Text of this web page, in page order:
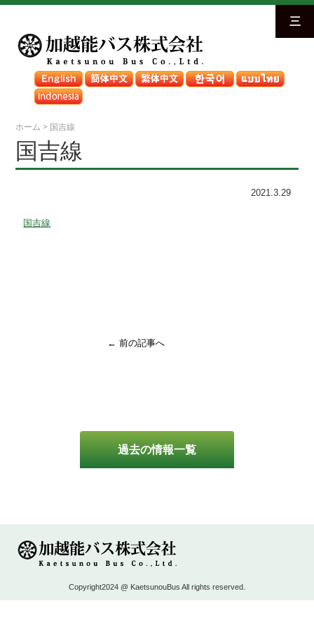
三
ホーム > 国吉線
過去の情報一覧
国吉線
2021.3.29
国吉線
← 前の記事へ
Copyright2024 @ KaetsunouBus All rights reserved.